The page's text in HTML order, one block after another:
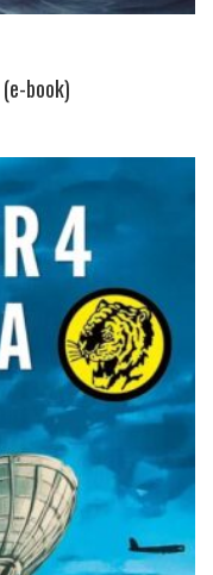
book)